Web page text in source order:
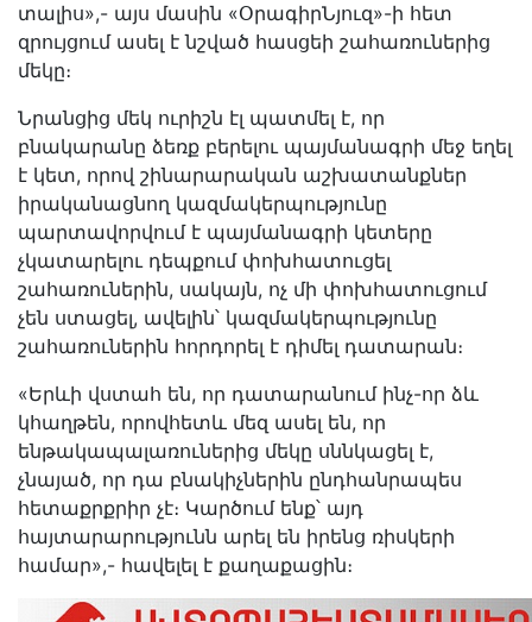
տալիս»,- այս մասին «ՕրագիրՆյուզ»-ի հետ
զրույցում ասել է նշված հասցեի շահառուներից
մեկը։
Նրանցից մեկ ուրիշն էլ պատմել է, որ
բնակարանը ձեռք բերելու պայմանագրի մեջ եղել
է կետ, որով շինարարական աշխատանքներ
իրականացնող կազմակերպությունը
պարտավորվում է պայմանագրի կետերը
չկատարելու դեպքում փոխհատուցել
շահառուներին, սակայն, ոչ մի փոխհատուցում
չեն ստացել, ավելին՝ կազմակերպությունը
շահառուներին հորդորել է դիմել դատարան։
«Երևի վստահ են, որ դատարանում ինչ-որ ձև
կհաղթեն, որովհետև մեզ ասել են, որ
ենթակապալառուներից մեկը սննկացել է,
չնայած, որ դա բնակիչներին ընդհանրապես
հետաքրքրիր չէ։ Կարծում ենք՝ այդ
հայտարարությունն արել են իրենց ռիսկերի
համար»,- հավելել է քաղաքացին։